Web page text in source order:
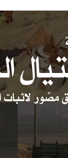
مصّور لاثبات